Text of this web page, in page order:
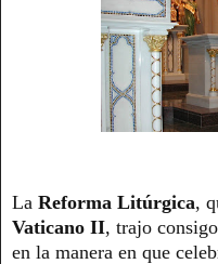
La Reforma Litúrgica,
Vaticano II, trajo
en la manera en que